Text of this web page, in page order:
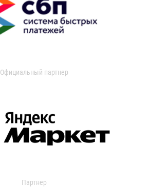
Официальный партнер
Партнер